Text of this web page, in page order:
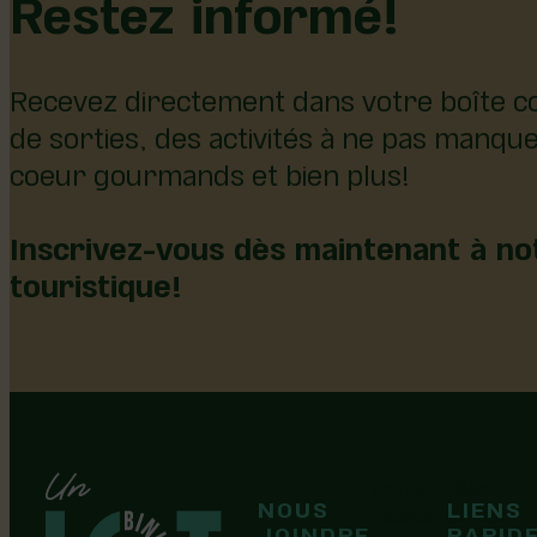
Recevez directement dans votre boîte
de sorties, des activités à ne pas
coeur gourmands et bien plus!
Inscrivez-vous dès maintenant à
touristique!
NOUS
Laurier-Station
LIENS